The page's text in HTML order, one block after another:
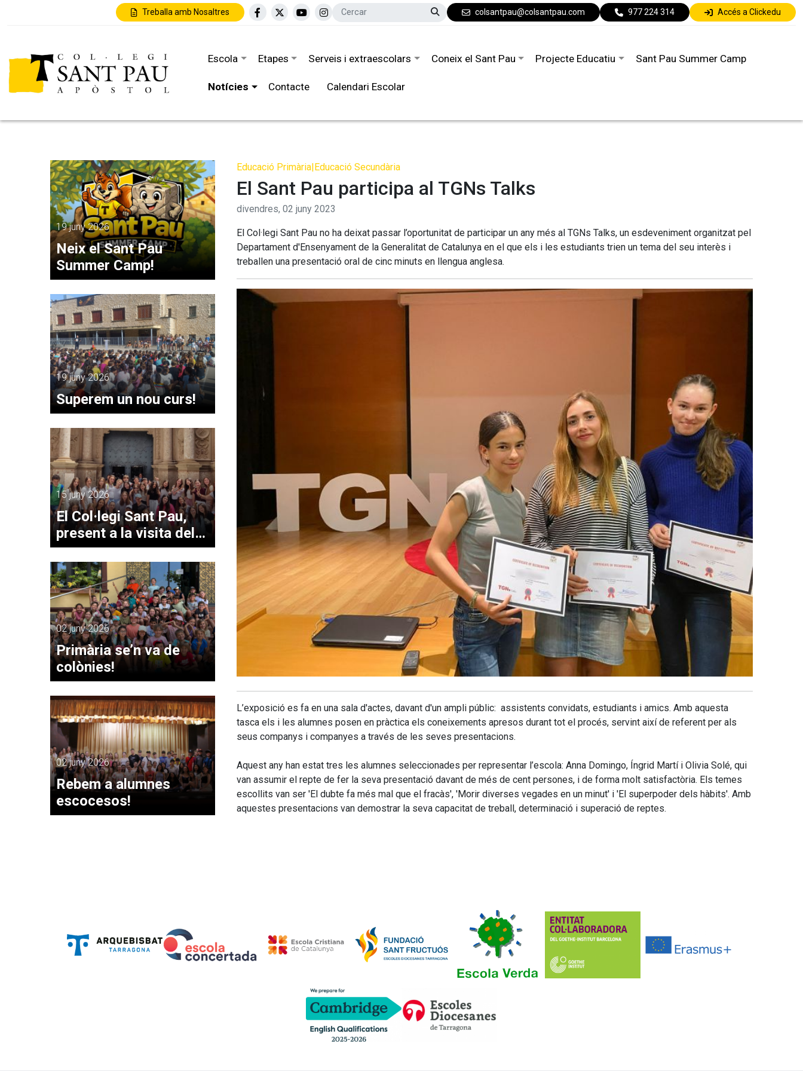
Treballa amb Nosaltres colsantpau@colsantpau.com 977 224 314 Accés a Clickedu
Escola Etapes Serveis i extraescolars Coneix el Sant Pau Projecte Educatiu Sant Pau Summer Camp
Notícies Contacte Calendari Escolar
19 juny 2026
Neix el Sant Pau
Summer Camp!
19 juny 2026
Superem un nou curs!
15 juny 2026
El Col·legi Sant Pau,
present a la visita del
papa Lleó XIV a
Montserrat
02 juny 2026
Primària se’n va de
colònies!
02 juny 2026
Rebem a alumnes
escocesos!
Educació Primària|Educació Secundària
El Sant Pau participa al TGNs Talks
divendres, 02 juny 2023
El Col·legi Sant Pau no ha deixat passar l’oportunitat de participar un any més al TGNs Talks, un esdeveniment organitzat pel
Departament d'Ensenyament de la Generalitat de Catalunya en el que els i les estudiants trien un tema del seu interès i
treballen una presentació oral de cinc minuts en llengua anglesa.
L’exposició es fa en una sala d'actes, davant d'un ampli públic: assistents convidats, estudiants i amics. Amb aquesta
tasca els i les alumnes posen en pràctica els coneixements apresos durant tot el procés, servint així de referent per als
seus companys i companyes a través de les seves presentacions.
Aquest any han estat tres les alumnes seleccionades per representar l’escola: Anna Domingo, Íngrid Martí i Olivia Solé, qui
van assumir el repte de fer la seva presentació davant de més de cent persones, i de forma molt satisfactòria. Els temes
escollits van ser 'El dubte fa més mal que el fracàs', 'Morir diverses vegades en un minut' i 'El superpoder dels hàbits'. Amb
aquestes presentacions van demostrar la seva capacitat de treball, determinació i superació de reptes.